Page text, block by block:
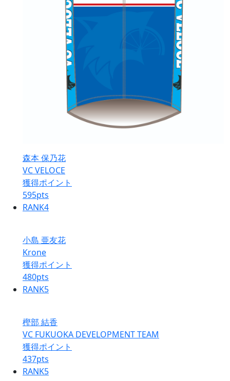
森本 保乃花
VC VELOCE
獲得ポイント
595pts
RANK4
小島 亜友花
Krone
獲得ポイント
480pts
RANK5
樫部 結香
VC FUKUOKA DEVELOPMENT TEAM
獲得ポイント
437pts
RANK5